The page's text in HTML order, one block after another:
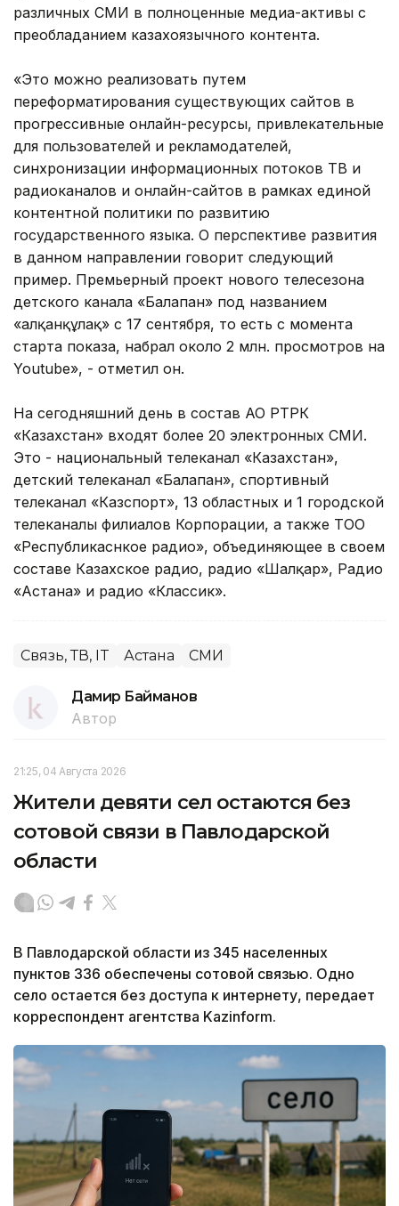
различных СМИ в полноценные медиа-активы с
преобладанием казахоязычного контента.
«Это можно реализовать путем
переформатирования существующих сайтов в
прогрессивные онлайн-ресурсы, привлекательные
для пользователей и рекламодателей,
синхронизации информационных потоков ТВ и
радиоканалов и онлайн-сайтов в рамках единой
контентной политики по развитию
государственного языка. О перспективе развития
в данном направлении говорит следующий
пример. Премьерный проект нового телесезона
детского канала «Балапан» под названием
«Қалқанқұлақ» с 17 сентября, то есть с момента
старта показа, набрал около 2 млн. просмотров на
Youtube», - отметил он.
На сегодняшний день в состав АО РТРК
«Казахстан» входят более 20 электронных СМИ.
Это - национальный телеканал «Казахстан»,
детский телеканал «Балапан», спортивный
телеканал «Казспорт», 13 областных и 1 городской
телеканалы филиалов Корпорации, а также ТОО
«Республикаснкое радио», объединяющее в своем
составе Казахское радио, радио «Шалқар», Радио
«Астана» и радио «Классик».
Связь, ТВ, IT Астана СМИ
Дамир Байманов
Автор
21:25, 04 Августа 2026
Жители девяти сел остаются без
сотовой связи в Павлодарской
области
В Павлодарской области из 345 населенных
пунктов 336 обеспечены сотовой связью. Одно
село остается без доступа к интернету, передает
корреспондент агентства Kazinform.